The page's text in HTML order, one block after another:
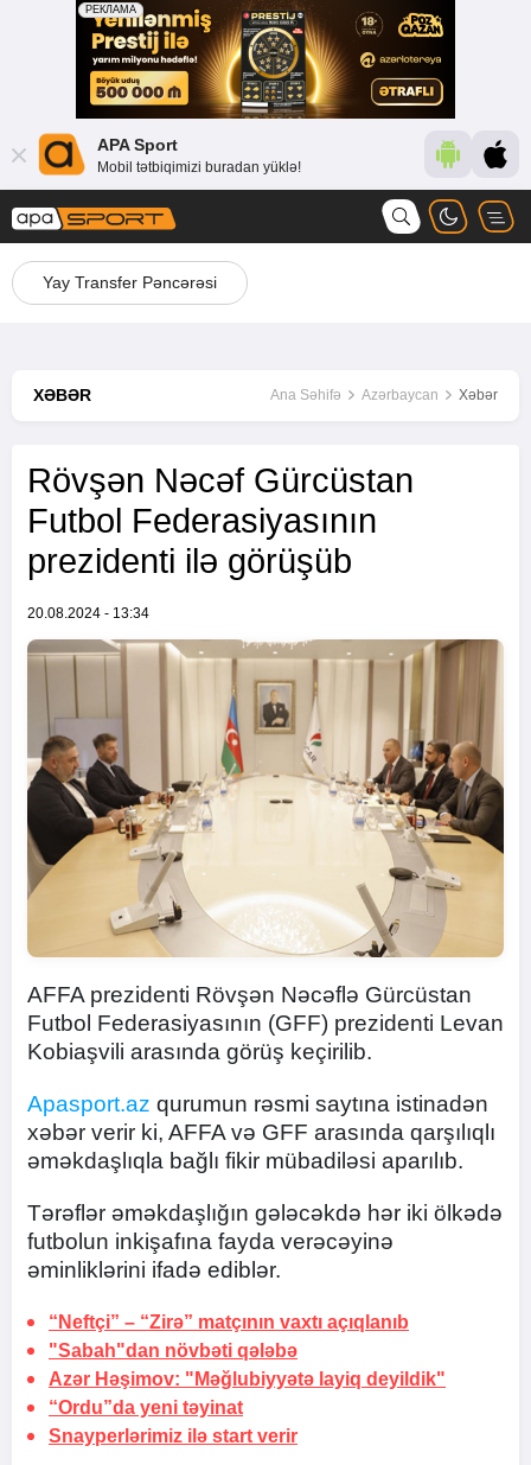
APA Sport
Mobil tətbiqimizi buradan yüklə!
Yay Transfer Pəncərəsi
XƏBƏR Ana Səhifə Azərbaycan Xəbər
Rövşən Nəcəf Gürcüstan
Futbol Federasiyasının
prezidenti ilə görüşüb
20.08.2024 - 13:34
AFFA prezidenti Rövşən Nəcəflə Gürcüstan
Futbol Federasiyasının (GFF) prezidenti Levan
Kobiaşvili arasında görüş keçirilib.
Apasport.az qurumun rəsmi saytına istinadən
xəbər verir ki, AFFA və GFF arasında qarşılıqlı
əməkdaşlıqla bağlı fikir mübadiləsi aparılıb.
Tərəflər əməkdaşlığın gələcəkdə hər iki ölkədə
futbolun inkişafına fayda verəcəyinə
əminliklərini ifadə ediblər.
“Neftçi” – “Zirə” matçının vaxtı açıqlanıb
"Sabah"dan növbəti qələbə
Azər Həşimov: "Məğlubiyyətə layiq deyildik"
“Ordu”da yeni təyinat
Snayperlərimiz ilə start verir